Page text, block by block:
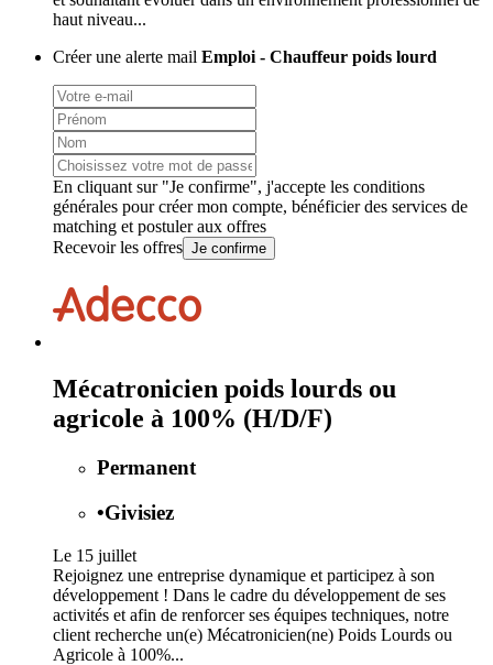
haut niveau...
Créer une alerte mail Emploi - Chauffeur poids lourd
En cliquant sur "Je confirme", j'accepte les conditions
générales pour créer mon compte, bénéficier des services de
matching et postuler aux offres
Recevoir les offres Je confirme
Mécatronicien poids lourds ou
agricole à 100% (H/D/F)
Permanent
•Givisiez
Le 15 juillet
Rejoignez une entreprise dynamique et participez à son
développement ! Dans le cadre du développement de ses
activités et afin de renforcer ses équipes techniques, notre
client recherche un(e) Mécatronicien(ne) Poids Lourds ou
Agricole à 100%...